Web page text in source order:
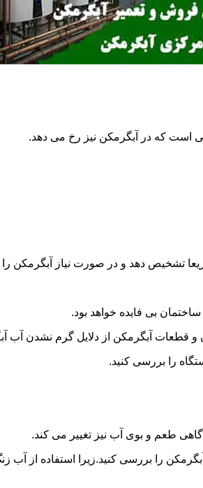
که در آبگرمکن نیز رخ می دهد.
تشخیص دهد و در صورت نیاز آبگرمکن را
بی فایده خواهد بود.
قطعات آبگرمکن از دلایل گرم نشدن آب
را بررسی کنید.
طعم و بوی آب نیز تغییر می کند.
را بررسی کنید.زیرا استفاده از آب